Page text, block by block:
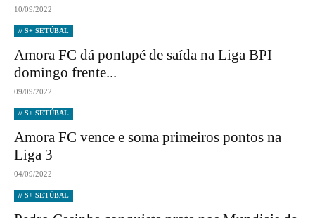
10/09/2022
// S+ SETÚBAL
Amora FC dá pontapé de saída na Liga BPI
domingo frente...
09/09/2022
// S+ SETÚBAL
Amora FC vence e soma primeiros pontos na
Liga 3
04/09/2022
// S+ SETÚBAL